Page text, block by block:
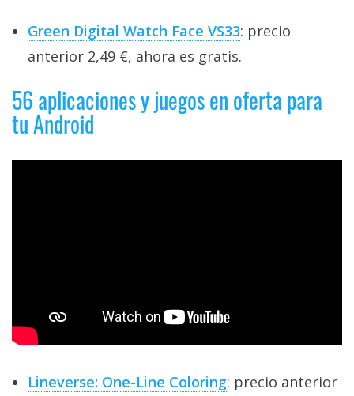
Green Digital Watch Face VS33: precio
anterior 2,49 €, ahora es gratis.
56 aplicaciones y juegos en oferta para
tu Android
Lineverse: One-Line Coloring: precio anterior